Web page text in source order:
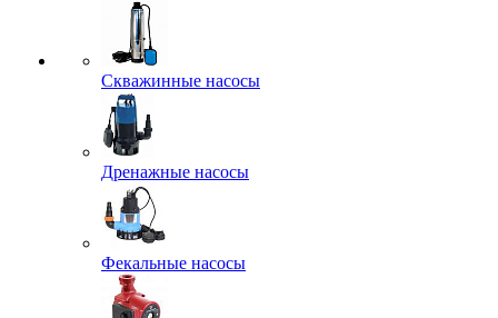
Скважинные насосы
Дренажные насосы
Фекальные насосы